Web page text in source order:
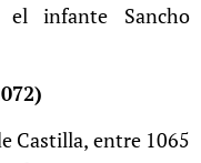
infante Sancho
Castilla, entre 1065